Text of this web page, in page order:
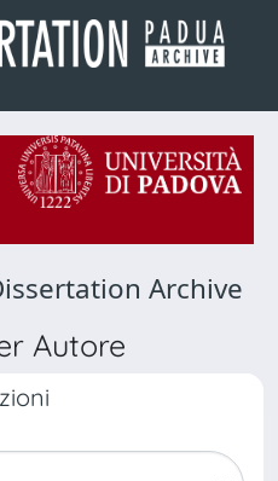
Archive
Autore